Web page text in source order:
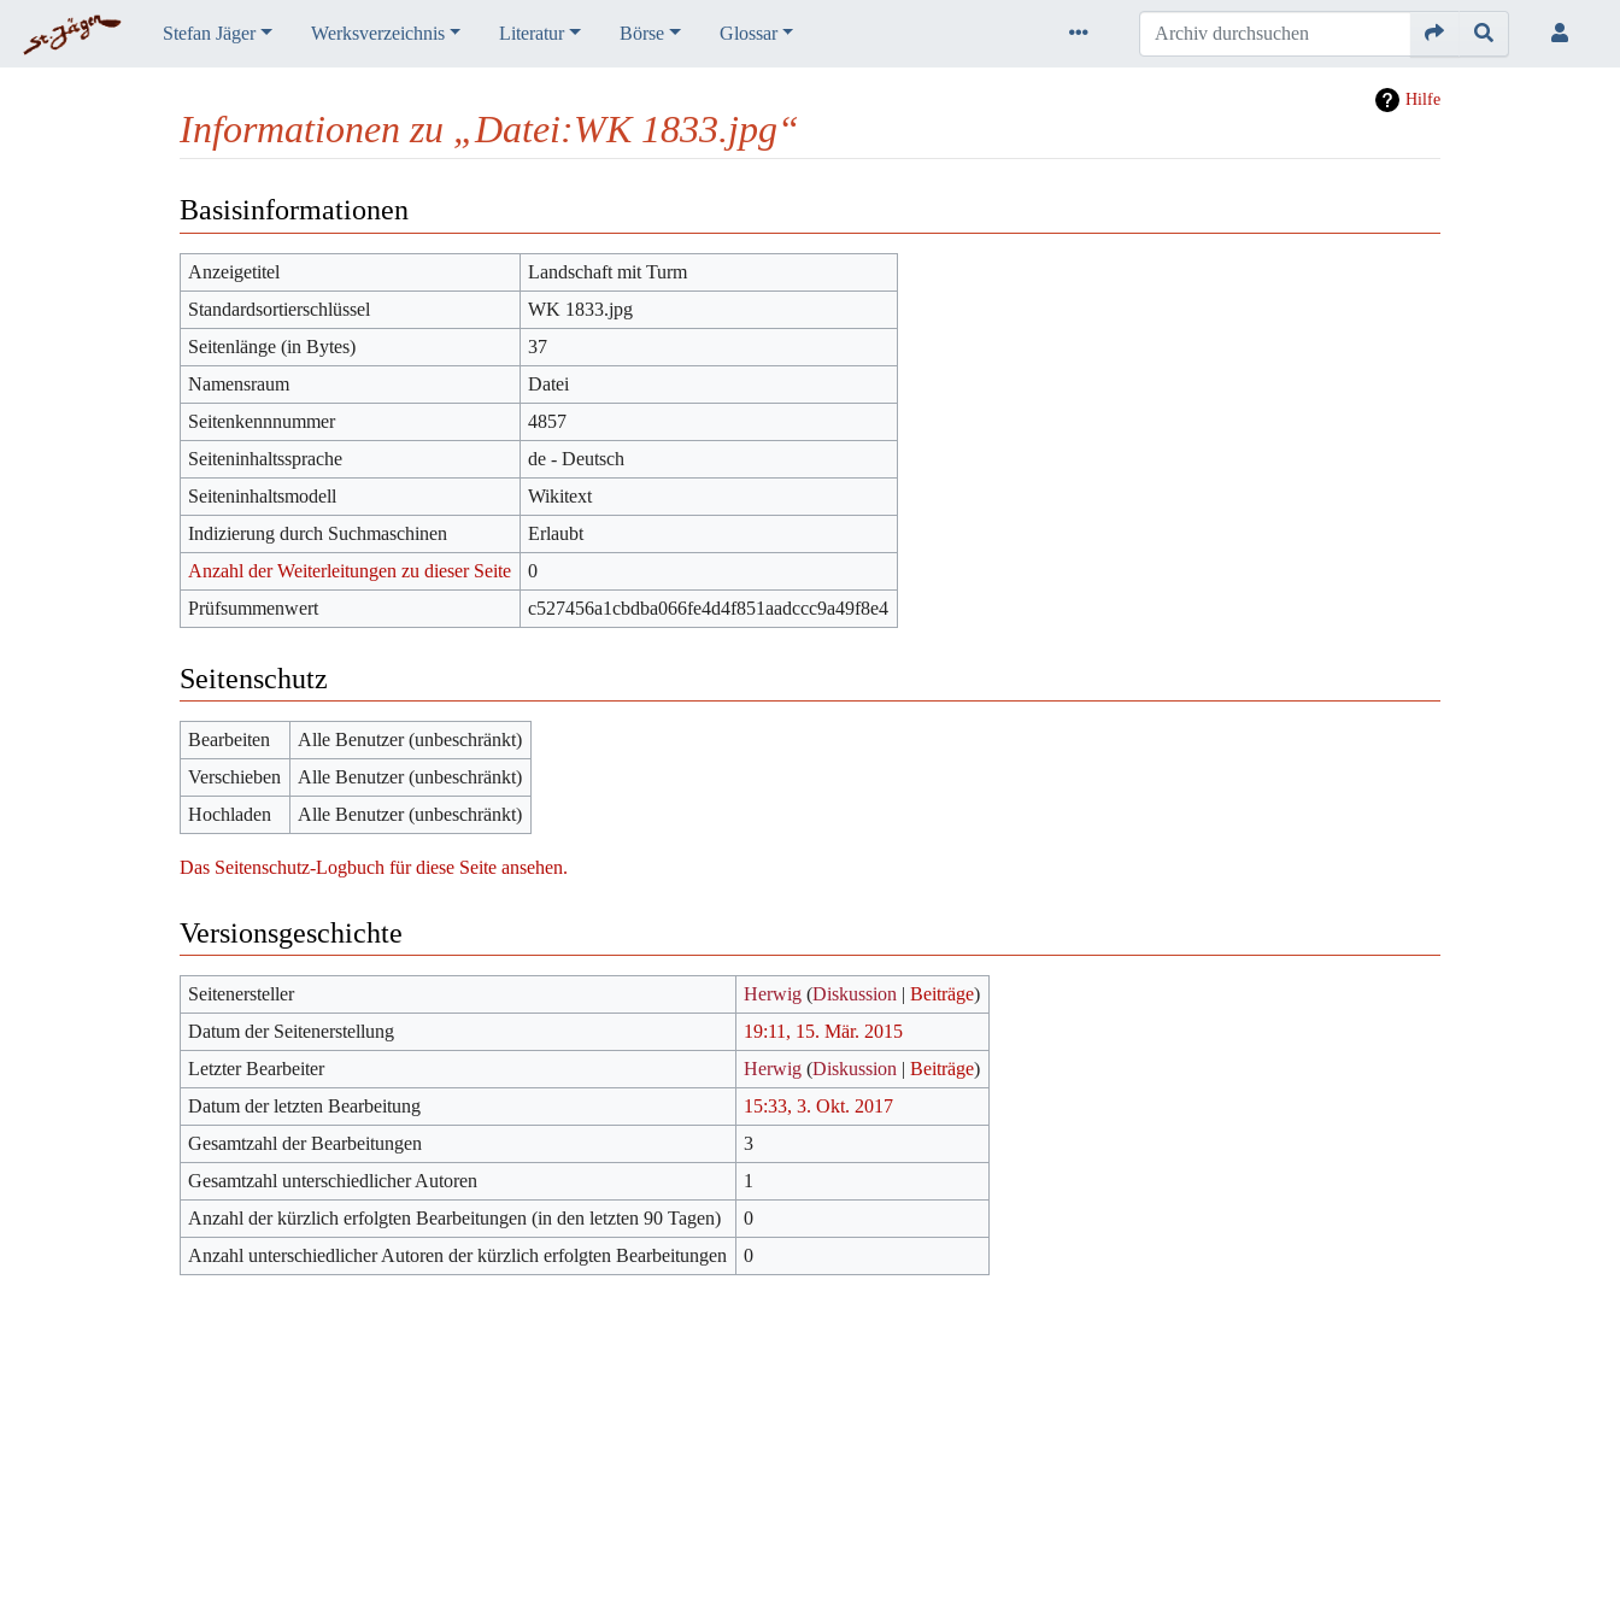
Stefan Jäger Werksverzeichnis Literatur Börse Glossar
Hilfe
Informationen zu „Datei:WK 1833.jpg“
Basisinformationen
Anzeigetitel
Landschaft mit Turm
Standardsortierschlüssel
WK 1833.jpg
Seitenlänge (in Bytes)
37
Namensraum
Datei
Seitenkennnummer
4857
Seiteninhaltssprache
de - Deutsch
Seiteninhaltsmodell
Wikitext
Indizierung durch Suchmaschinen
Erlaubt
Anzahl der Weiterleitungen zu dieser Seite
0
Prüfsummenwert
c527456a1cbdba066fe4d4f851aadccc9a49f8e4
Seitenschutz
Bearbeiten
Alle Benutzer (unbeschränkt)
Verschieben
Alle Benutzer (unbeschränkt)
Hochladen
Alle Benutzer (unbeschränkt)
Das Seitenschutz-Logbuch für diese Seite ansehen.
Versionsgeschichte
Seitenersteller Herwig (Diskussion |Beiträge)
Datum der Seitenerstellung
19:11, 15. Mär. 2015
Letzter Bearbeiter
Herwig (Diskussion |Beiträge)
Datum der letzten Bearbeitung
15:33, 3. Okt. 2017
Gesamtzahl der Bearbeitungen
3
Gesamtzahl unterschiedlicher Autoren
1
Anzahl der kürzlich erfolgten Bearbeitungen (in den letzten 90 Tagen)
0
Anzahl unterschiedlicher Autoren der kürzlich erfolgten Bearbeitungen
0